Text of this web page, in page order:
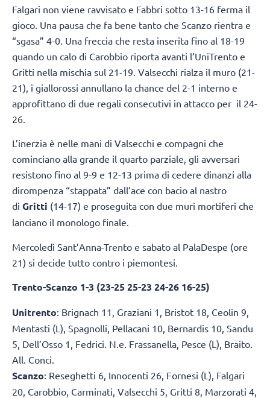
Falgari non viene ravvisato e Fabbri sotto 13-16 ferma il
gioco. Una pausa che fa bene tanto che Scanzo rientra e
“sgasa” 4-0. Una freccia che resta inserita fino al 18-19
quando un calo di Carobbio riporta avanti l’UniTrento e
Gritti nella mischia sul 21-19. Valsecchi rialza il muro (21-
21), i giallorossi annullano la chance del 2-1 interno e
approfittano di due regali consecutivi in attacco per il 24-
26.
L’inerzia è nelle mani di Valsecchi e compagni che
cominciano alla grande il quarto parziale, gli avversari
resistono fino al 9-9 e 12-13 prima di cedere dinanzi alla
dirompenza “stappata” dall’ace con bacio al nastro
di Gritti (14-17) e proseguita con due muri mortiferi che
lanciano il monologo finale.
Mercoledì Sant’Anna-Trento e sabato al PalaDespe (ore
21) si decide tutto contro i piemontesi.
Trento-Scanzo 1-3 (23-25 25-23 24-26 16-25)
Unitrento: Brignach 11, Graziani 1, Bristot 18, Ceolin 9,
Mentasti (L), Spagnolli, Pellacani 10, Bernardis 10, Sandu
5, Dell’Osso 1, Fedrici. N.e. Frassanella, Pesce (L), Braito.
All. Conci.
Scanzo: Reseghetti 6, Innocenti 26, Fornesi (L), Falgari
20, Carobbio, Carminati, Valsecchi 5, Gritti 8, Marzorati 4,